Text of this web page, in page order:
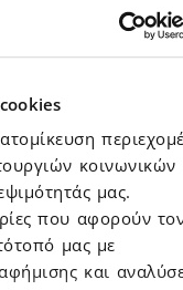
κοινωνικών
μας.
που αφορούν
μας με
και
για
ταυτόχρονη
στα οικονομικά
Διοικητικού
της